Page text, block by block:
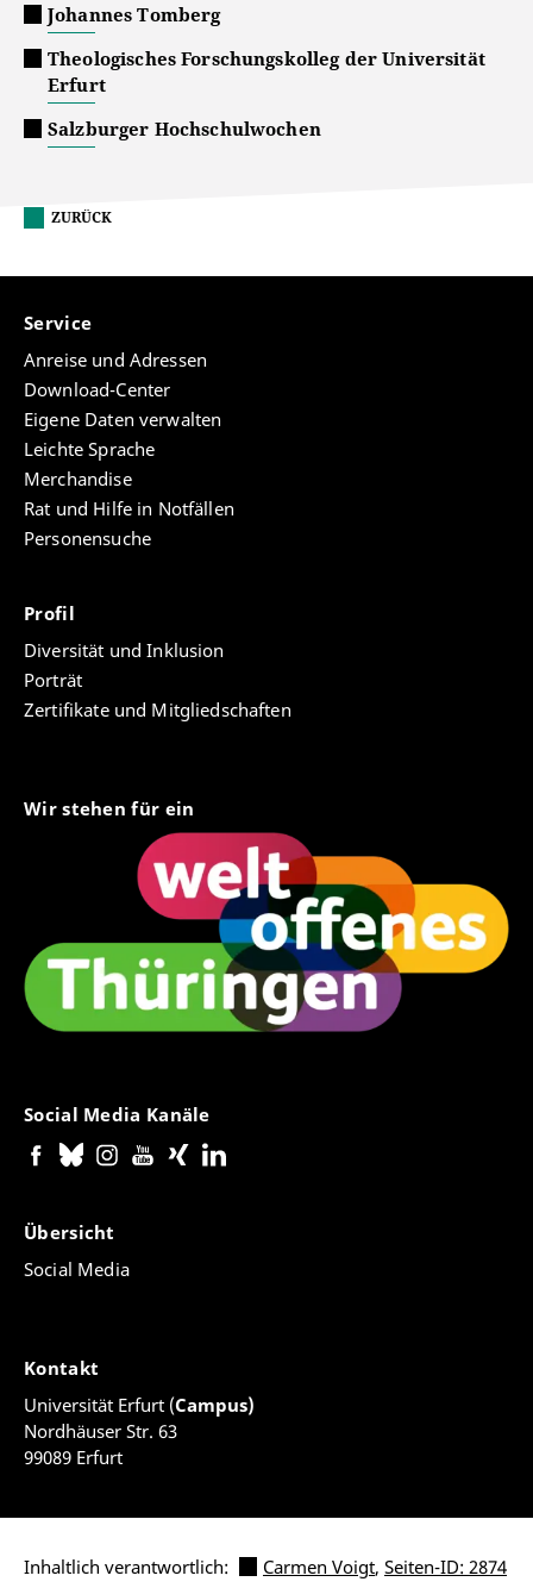
Johannes Tomberg
Theologisches Forschungskolleg der Universität
Erfurt
Salzburger Hochschulwochen
ZURÜCK
Service
Anreise und Adressen
Download-Center
Eigene Daten verwalten
Leichte Sprache
Merchandise
Rat und Hilfe in Notfällen
Personensuche
Profil
Diversität und Inklusion
Porträt
Zertifikate und Mitgliedschaften
Wir stehen für ein
Social Media Kanäle
Übersicht
Social Media
Kontakt
Universität Erfurt (Campus)
Nordhäuser Str. 63
99089 Erfurt
Inhaltlich verantwortlich: Carmen Voigt, Seiten-ID: 2874